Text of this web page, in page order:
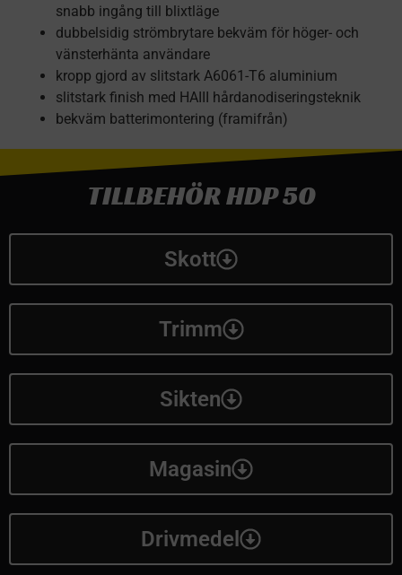
snabb ingång till blixtläge
dubbelsidig strömbrytare bekväm för höger- och
vänsterhänta användare
kropp gjord av slitstark A6061-T6 aluminium
slitstark finish med HAIII hårdanodiseringsteknik
bekväm batterimontering (framifrån)
TILLBEHÖR HDP 50
Skott
Trimm
Sikten
Magasin
Drivmedel